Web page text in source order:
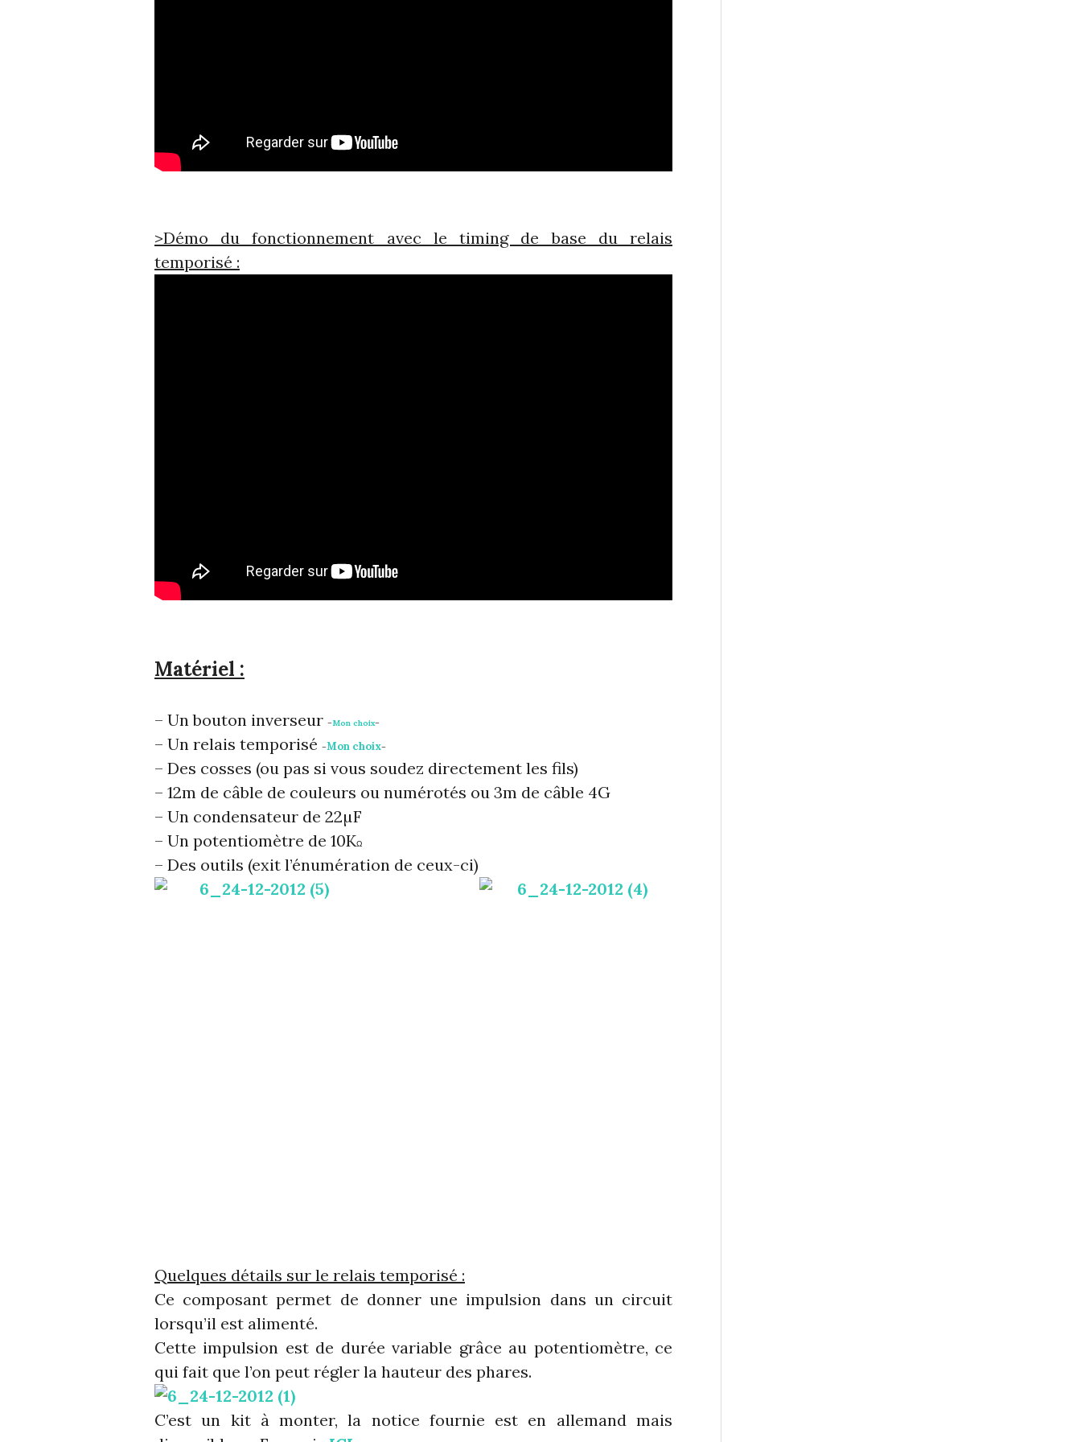
>Démo du fonctionnement avec le timing de base du relais
temporisé :
Matériel :
– Un bouton inverseur –Mon choix–
– Un relais temporisé –Mon choix–
– Des cosses (ou pas si vous soudez directement les fils)
– 12m de câble de couleurs ou numérotés ou 3m de câble 4G
– Un condensateur de 22µF
– Un potentiomètre de 10KΩ
– Des outils (exit l’énumération de ceux-ci)
Quelques détails sur le relais temporisé :
Ce composant permet de donner une impulsion dans un circuit
lorsqu’il est alimenté.
Cette impulsion est de durée variable grâce au potentiomètre, ce
qui fait que l’on peut régler la hauteur des phares.
C’est un kit à monter, la notice fournie est en allemand mais